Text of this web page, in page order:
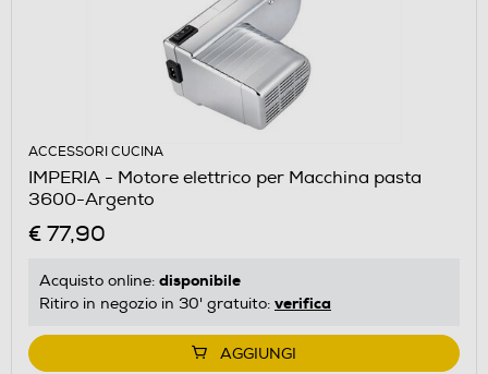
ACCESSORI CUCINA
IMPERIA - Motore elettrico per Macchina pasta
3600-Argento
€ 77,90
Acquisto online: disponibile
Ritiro in negozio in 30' gratuito: verifica
AGGIUNGI